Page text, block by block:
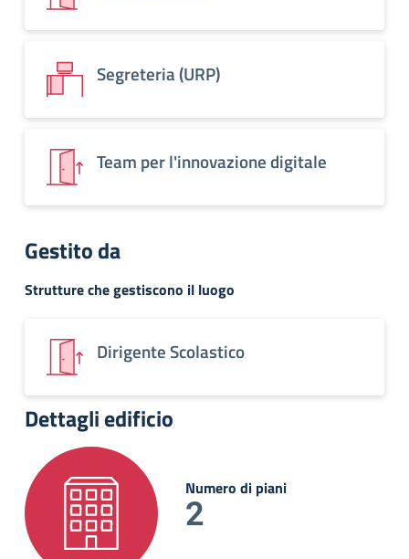
Segreteria (URP)
Team per l'innovazione digitale
Gestito da
Strutture che gestiscono il luogo
Dirigente Scolastico
Dettagli edificio
Numero di piani
2